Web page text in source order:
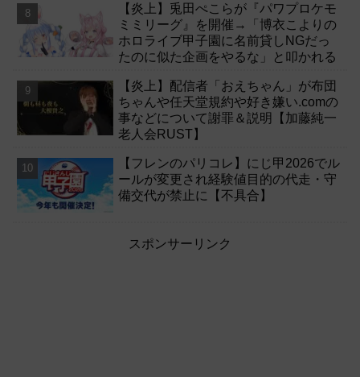
【炎上】兎田ぺこらが『パワプロケモ
ミミリーグ』を開催→「博衣こよりの
ホロライブ甲子園に名前貸しNGだっ
たのに似た企画をやるな」と叩かれる
【炎上】配信者「おえちゃん」が布団
ちゃんや任天堂規約や好き嫌い.comの
事などについて謝罪＆説明【加藤純一
老人会RUST】
【フレンのパリコレ】にじ甲2026でル
ールが変更され経験値目的の代走・守
備交代が禁止に【不具合】
スポンサーリンク